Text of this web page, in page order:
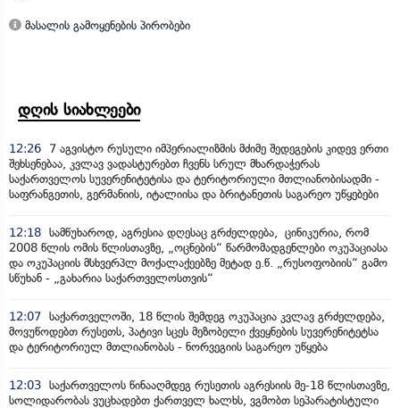
მასალის გამოყენების პირობები
დღის სიახლეები
12:26
7 აგვისტო რუსული იმპერიალიზმის მძიმე შედეგების კიდევ ერთი
შეხსენებაა, კვლავ ვადასტურებთ ჩვენს სრულ მხარდაჭერას
საქართველოს სუვერენიტეტისა და ტერიტორიული მთლიანობისადმი -
საფრანგეთის, გერმანიის, იტალიისა და ბრიტანეთის საგარეო უწყებები
12:18 სამწუხაროდ, აგრესია დღესაც გრძელდება, ცინიკურია, რომ
2008 წლის ომის წლისთავზე, „ოცნების“ წარმომადგენლები ოკუპაციასა
და ოკუპაციის მსხვერპლ მოქალაქეებზე მეტად ე.წ. „რუსოფობიის“ გამო
სწუხან - „გახარია საქართველოსთვის“
12:07 საქართველოში, 18 წლის შემდეგ ოკუპაცია კვლავ გრძელდება,
მოვუწოდებთ რუსეთს, პატივი სცეს მეზობელი ქვეყნების სუვერენიტეტსა
და ტერიტორიულ მთლიანობას - ნორვეგიის საგარეო უწყება
12:03 საქართველოს წინააღმდეგ რუსეთის აგრესიის მე-18 წლისთავზე,
სოლიდარობას ვუცხადებთ ქართველ ხალხს, ვგმობთ სეპარატისტული